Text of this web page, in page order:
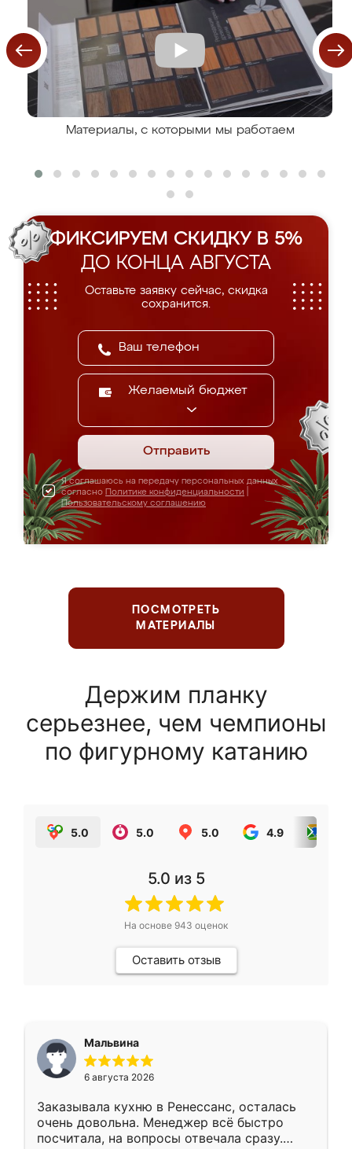
Материалы, с которыми мы работаем
ФИКСИРУЕМ СКИДКУ В 5%
ДО КОНЦА АВГУСТА
Оставьте заявку сейчас, скидка
сохранится.
Желаемый бюджет
Отправить
Я соглашаюсь на передачу персональных данных
согласно Политике конфиденциальности
Пользовательскому соглашению
ПОСМОТРЕТЬ
МАТЕРИАЛЫ
Держим планку
серьезнее, чем чемпионы
по фигурному катанию
5.0 5.0 5.0 4.9
5.0 из 5
На основе 943 оценок
Оставить отзыв
Мальвина
6 августа 2026
Заказывала кухню в Ренессанс, осталась
очень довольна. Менеджер всё быстро
посчитала, на вопросы отвечала сразу.